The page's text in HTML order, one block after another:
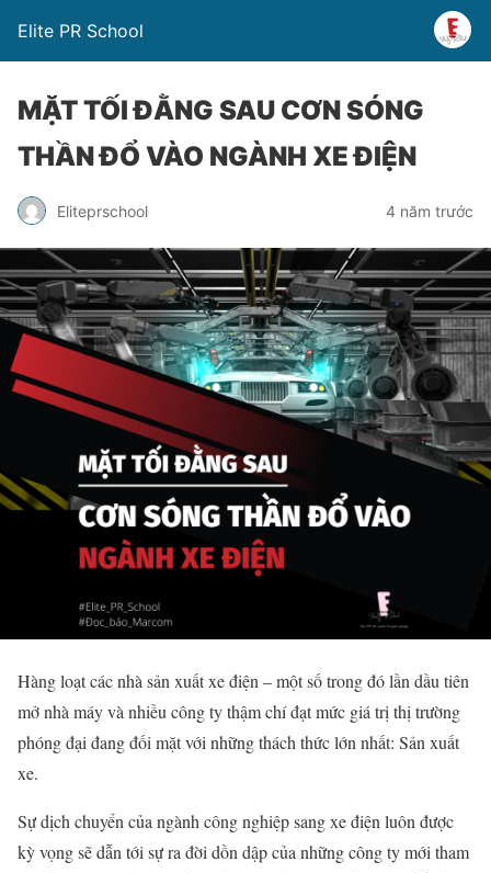
Elite PR School
MẶT TỐI ĐẰNG SAU CƠN SÓNG
THẦN ĐỔ VÀO NGÀNH XE ĐIỆN
Eliteprschool 4 năm trước
Hàng loạt các nhà sản xuất xe điện – một số trong đó lần dầu tiên
mở nhà máy và nhiều công ty thậm chí đạt mức giá trị thị trường
phóng đại đang đối mặt với những thách thức lớn nhất: Sản xuất
xe.
Sự dịch chuyển của ngành công nghiệp sang xe điện luôn được
kỳ vọng sẽ dẫn tới sự ra đời dồn dập của những công ty mới tham